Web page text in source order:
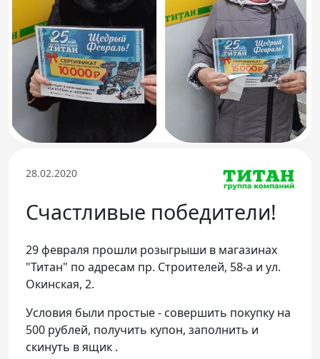
8 (3012) 411-099
Телефон доверия
28.02.2020
Счастливые победители!
29 февраля прошли розыгрыши в магазинах
"Титан" по адресам пр. Строителей, 58-а и ул.
Окинская, 2.
Условия были простые - совершить покупку на
500 рублей, получить купон, заполнить и
скинуть в ящик .